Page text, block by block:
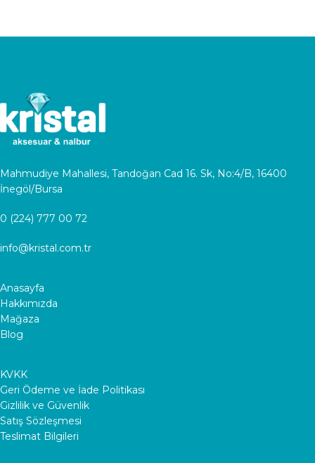
Mahmudiye Mahallesi, Tandoğan Cad 16. Sk, No:4/B, 16400
İnegöl/Bursa
0 (224) 777 00 72
info@kristal.com.tr
Anasayfa
Hakkımızda
Mağaza
Blog
KVKK
Geri Ödeme ve İade Politikası
Gizlilik ve Güvenlik
Satış Sözleşmesi
Teslimat Bilgileri